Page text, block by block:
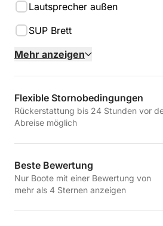
Lautsprecher außen
SUP Brett
Mehr anzeigen
Flexible Stornobedingungen
Rückerstattung bis 24 Stunden vor
Abreise möglich
Beste Bewertung
Nur Boote mit einer Bewertung von
mehr als 4 Sternen anzeigen